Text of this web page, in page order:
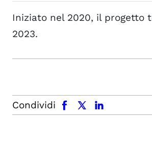
Iniziato nel 2020, il progetto
2023.
Condividi
facebook x.com linkedin